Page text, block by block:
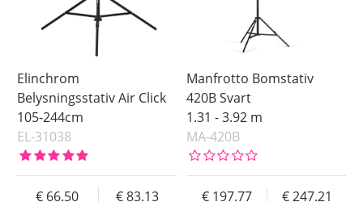
Elinchrom
Belysningsstativ Air Click
105-244cm
EL-31038
66.50
83.13
Manfrotto Bomstativ
420B Svart
1.31 - 3.92 m
MA-420B
197.77
247.21